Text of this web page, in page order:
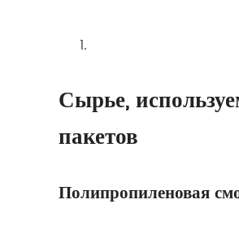
Сырье,
пакетов
Полипропиленовая